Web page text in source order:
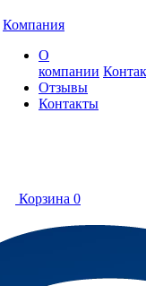
Компания
О
компании
Отзывы
Контакты
Корзина 0